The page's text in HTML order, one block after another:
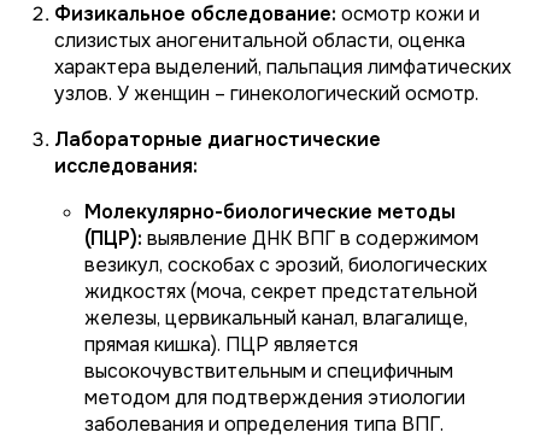
Физикальное обследование: осмотр кожи и
слизистых аногенитальной области, оценка
характера выделений, пальпация лимфатических
узлов. У женщин – гинекологический осмотр.
Лабораторные диагностические
исследования:
Молекулярно-биологические методы
(ПЦР): выявление ДНК ВПГ в содержимом
везикул, соскобах с эрозий, биологических
жидкостях (моча, секрет предстательной
железы, цервикальный канал, влагалище,
прямая кишка). ПЦР является
высокочувствительным и специфичным
методом для подтверждения этиологии
заболевания и определения типа ВПГ.